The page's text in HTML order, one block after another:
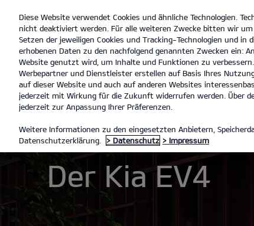
open
menu
Der EV4 Entdecken
MODELLE
Der Kia EV4
Entdecke die Welt in
Diese Website verwendet Cookies und ähnliche Technologien.
nicht deaktiviert werden. Für alle weiteren Zwecke bitten wir
Setzen der jeweiligen Cookies und Tracking-Technologien und in
erhobenen Daten zu den nachfolgend genannten Zwecken ein:
Website genutzt wird, um Inhalte und Funktionen zu
Werbepartner und Dienstleister erstellen auf Basis Ihres
auf dieser Website und auch auf anderen Websites
jederzeit mit Wirkung für die Zukunft widerrufen werden. Über
jederzeit zur Anpassung Ihrer Präferenzen.
Weitere Informationen zu den eingesetzten Anbietern,
Datenschutzerklärung.
> Datenschutz > Impressum